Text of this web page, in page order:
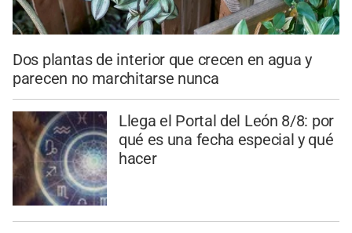
Dos plantas de interior que crecen en agua y
parecen no marchitarse nunca
Llega el Portal del León 8/8: por
qué es una fecha especial y qué
hacer